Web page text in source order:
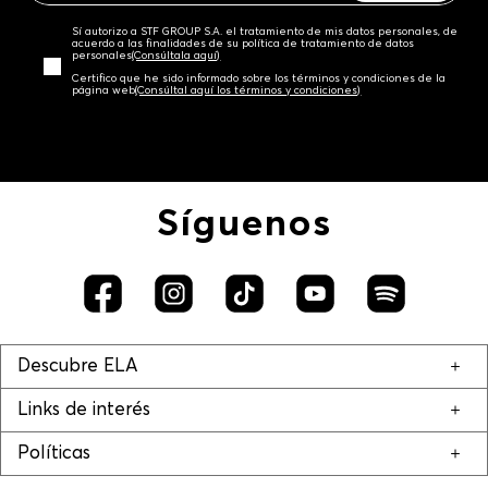
Sí autorizo a STF GROUP S.A. el tratamiento de mis datos personales, de
acuerdo a las finalidades de su política de tratamiento de datos
personales‎(Consúltala aquí)
Certifico que he sido informado sobre los términos y condiciones de la
página web‎(Consúltal aquí los términos y condiciones)
Síguenos
Descubre ELA
Links de interés
Políticas